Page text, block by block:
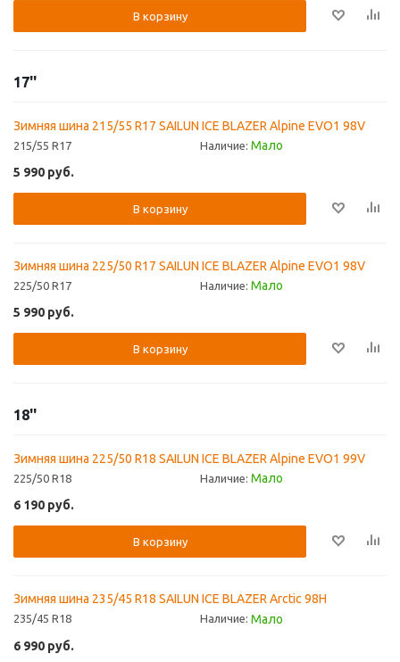
В корзину
17''
Зимняя шина 215/55 R17 SAILUN ICE BLAZER Alpine EVO1 98V
215/55 R17 Наличие: Мало
5 990 руб.
В корзину
Зимняя шина 225/50 R17 SAILUN ICE BLAZER Alpine EVO1 98V
225/50 R17 Наличие: Мало
5 990 руб.
В корзину
18''
Зимняя шина 225/50 R18 SAILUN ICE BLAZER Alpine EVO1 99V
225/50 R18 Наличие: Мало
6 190 руб.
В корзину
Зимняя шина 235/45 R18 SAILUN ICE BLAZER Arctic 98H
235/45 R18 Наличие: Мало
6 990 руб.